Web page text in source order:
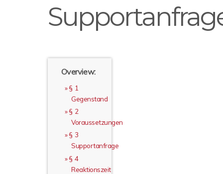
Overview:
§ 1
Gegenstand
§ 2
Voraussetzungen
§ 3
Supportanfrage
§ 4
Reaktionszeit